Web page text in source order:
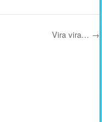
Vira vira… →